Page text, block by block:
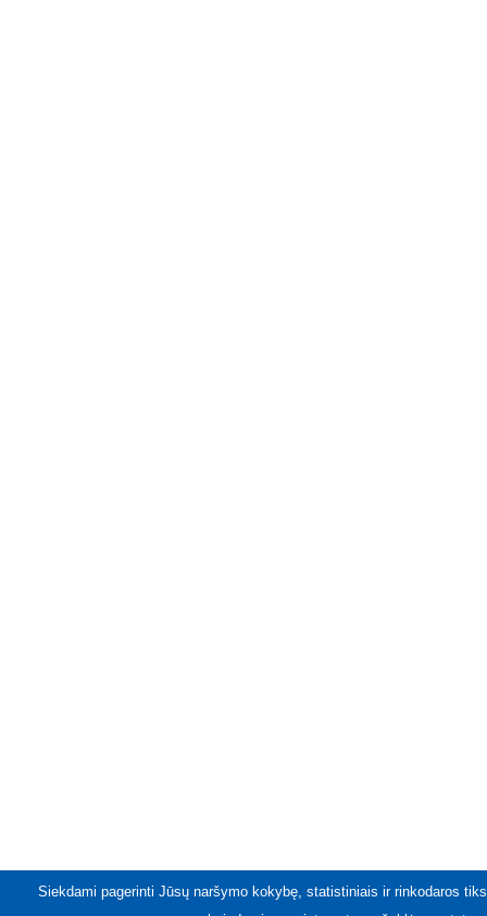
Siekdami pagerinti Jūsų naršymo kokybę, statistiniais ir rinkodaros